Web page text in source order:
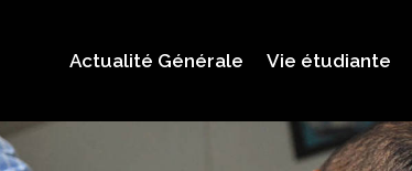
Actualité Générale Vie étudiante